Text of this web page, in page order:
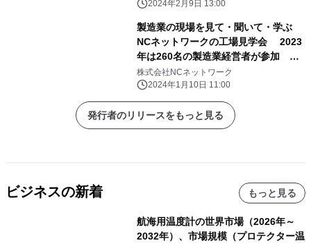
2024年2月9日 13:00
製造業の現場を見て・聞いて・学ぶ
NCネットワークの工場見学会 2023
年は260名の製造業経営者が参加 満
足度は驚異の100％ 2024年も自社成
長のヒントを学ぶ場として毎月開催予
定
株式会社NCネットワーク
2024年1月10日 11:00
発行者のリリースをもっと見る
ビジネスの新着 もっと見る
航海用温度計の世界市場（2026年～
2032年）、市場規模（プロテクター温